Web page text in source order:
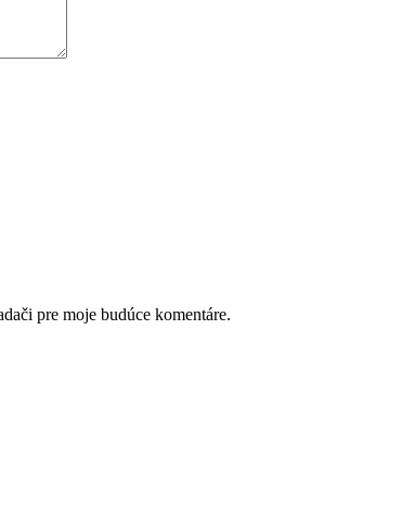
pre moje budúce komentáre.